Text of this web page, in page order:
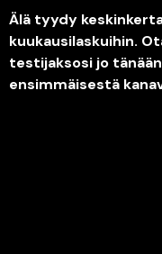
Älä tyydy
kuukausilaskuihin.
testijaksosi jo
ensimmäisestä